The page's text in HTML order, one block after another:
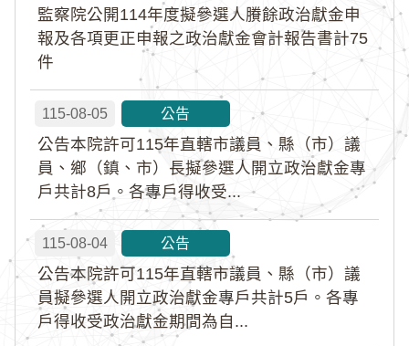
監察院公開114年度擬參選人賸餘政治獻金申
報及各項更正申報之政治獻金會計報告書計75
件
115-08-05 公告
公告本院許可115年直轄市議員、縣（市）議
員、鄉（鎮、市）長擬參選人開立政治獻金專
戶共計8戶。各專戶得收受...
115-08-04 公告
公告本院許可115年直轄市議員、縣（市）議
員擬參選人開立政治獻金專戶共計5戶。各專
戶得收受政治獻金期間為自...